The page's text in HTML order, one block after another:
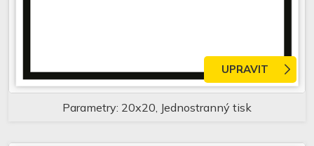
Parametry: 20x20, Jednostranný tisk
UPRAVIT